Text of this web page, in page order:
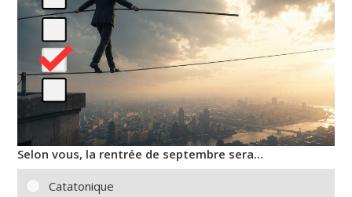
Selon vous, la rentrée de septembre sera…
Catatonique